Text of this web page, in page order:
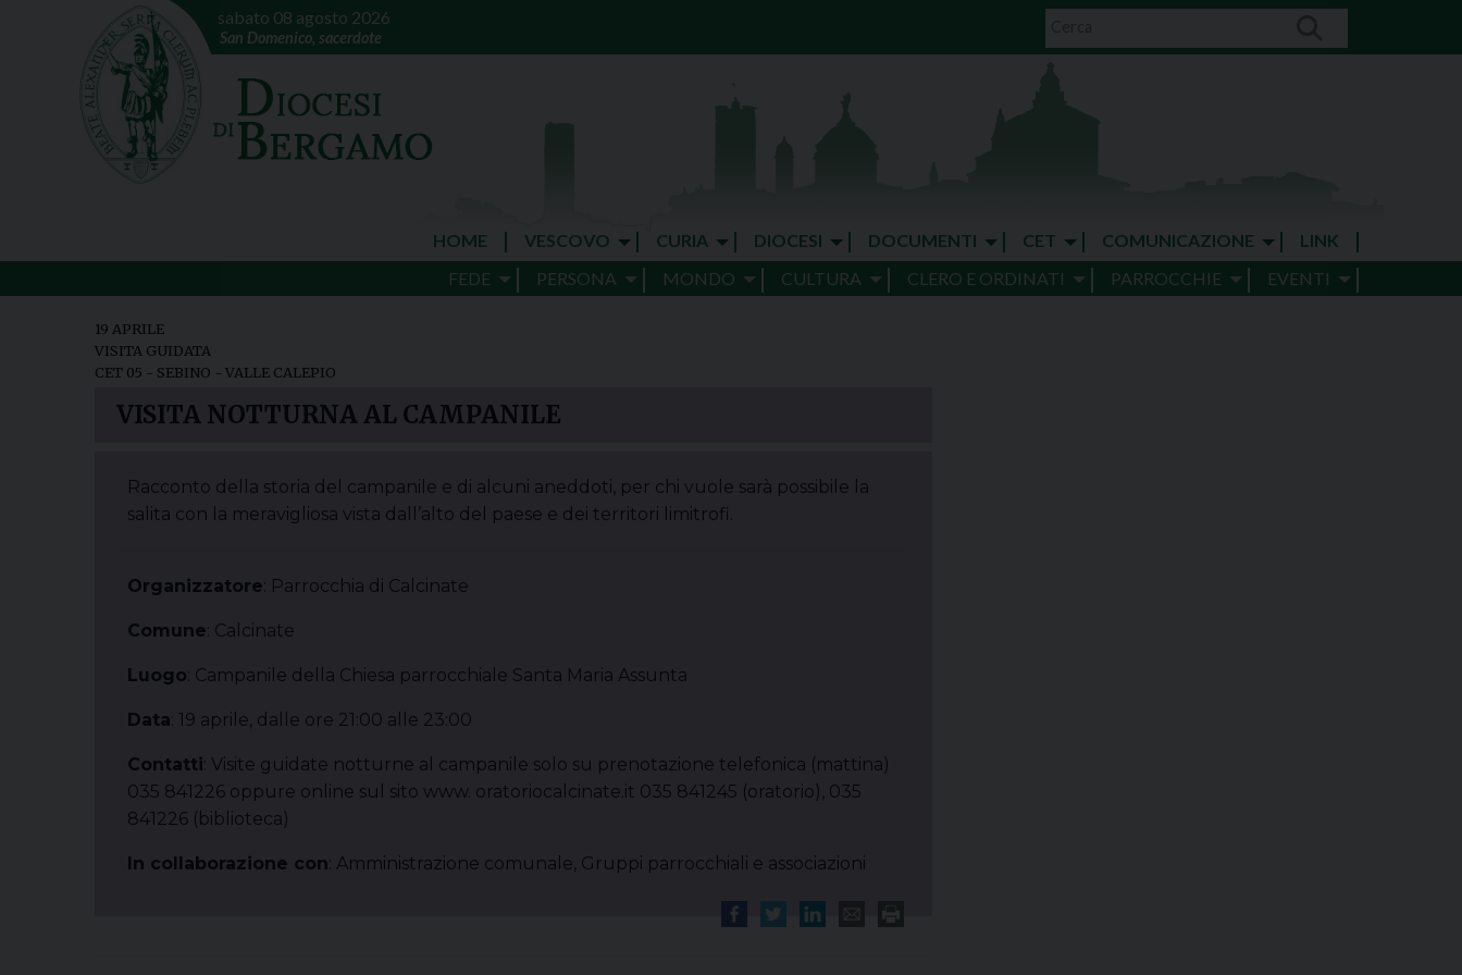
sabato 08 agosto 2026
San Domenico, sacerdote
HOME VESCOVO CURIA DIOCESI DOCUMENTI CET COMUNICAZIONE
LINK
FEDE
PERSONA MONDO CULTURA CLERO E ORDINATI PARROCCHIE EVENTI
19 APRILE
VISITA GUIDATA
CET 05 - SEBINO - VALLE CALEPIO
VISITA NOTTURNA AL CAMPANILE
Racconto della storia del campanile e di alcuni aneddoti, per chi vuole sarà possibile la
salita con la meravigliosa vista dall’alto del paese e dei territori limitrofi.
Organizzatore: Parrocchia di Calcinate
Comune: Calcinate
Luogo: Campanile della Chiesa parrocchiale Santa Maria Assunta
Data: 19 aprile, dalle ore 21:00 alle 23:00
Contatti: Visite guidate notturne al campanile solo su prenotazione telefonica (mattina)
035 841226 oppure online sul sito www. oratoriocalcinate.it 035 841245 (oratorio), 035
841226 (biblioteca)
In collaborazione con: Amministrazione comunale, Gruppi parrocchiali e associazioni